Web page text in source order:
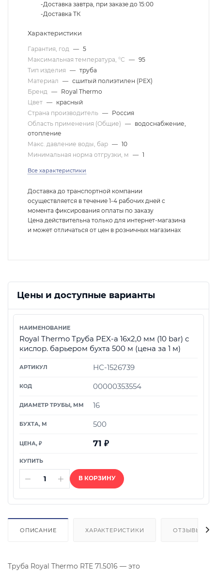
-Доставка завтра, при заказе до 15:00
-Доставка ТК
Характеристики
Гарантия, год — 5
Максимальная температура, °С — 95
Тип изделия — труба
Материал — сшитый полиэтилен (PEX)
Бренд — Royal Thermo
Цвет — красный
Страна производитель — Россия
Область применения (Общие) — водоснабжение,
отопление
Макс. давление воды, бар — 10
Минимальная норма отгрузки, м — 1
Все характеристики
Доставка до транспортной компании
осуществляется в течение 1-4 рабочих дней с
момента фиксирования оплаты по заказу
Цена действительна только для интернет-магазина
и может отличаться от цен в розничных магазинах
Цены и доступные варианты
Royal Thermo Труба PEX-а 16х2,0 мм (10 bar) с
кислор. барьером бухта 500 м (цена за 1 м)
НС-1526739
00000353554
16
500
71 ₽
В КОРЗИНУ
ОПИСАНИЕ ХАРАКТЕРИСТИКИ ОТЗЫВЫ
Труба Royal Thermo RTE 71.5016 — это